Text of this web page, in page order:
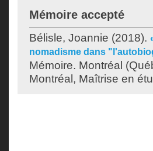
Mémoire accepté
Bélisle, Joannie (2018).
nomadisme dans
Mémoire. Montréal
Montréal, Maîtrise en